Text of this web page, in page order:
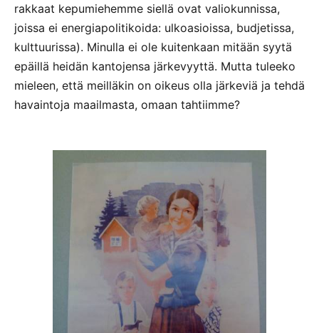
rakkaat kepumiehemme siellä ovat valiokunnissa,
joissa ei energiapolitikoida: ulkoasioissa, budjetissa,
kulttuurissa). Minulla ei ole kuitenkaan mitään syytä
epäillä heidän kantojensa järkevyyttä. Mutta tuleeko
mieleen, että meilläkin on oikeus olla järkeviä ja tehdä
havaintoja maailmasta, omaan tahtiimme?